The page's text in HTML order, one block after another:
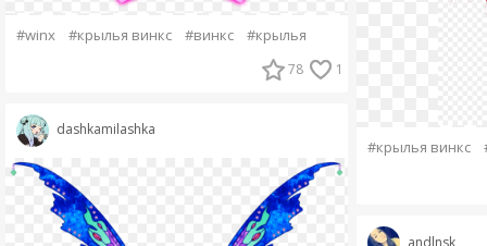
#winx #крылья винкс #винкс #крылья
78 1
dashkamilashka
#крылья винкс
andlnsk